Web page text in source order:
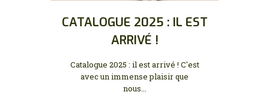
CATALOGUE 2025 : IL EST
ARRIVÉ !
Catalogue 2025 : il est arrivé ! C'est
avec un immense plaisir que
nous...